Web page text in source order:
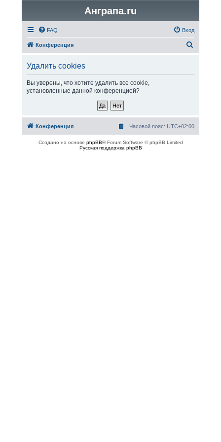
Анграпа.ru
FAQ Вход
Конференция
Удалить cookies
Вы уверены, что хотите удалить все cookie,
установленные данной конференцией?
Конференция Часовой пояс: UTC+02:00
Создано на основе phpBB® Forum Software © phpBB Limited
Русская поддержка phpBB